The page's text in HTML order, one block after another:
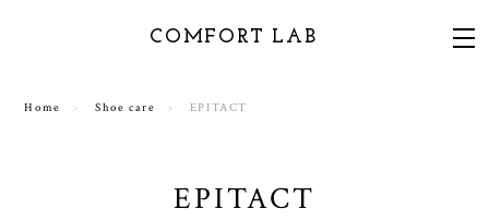
COMFORT LAB
Home Shoe care EPITACT
EPITACT